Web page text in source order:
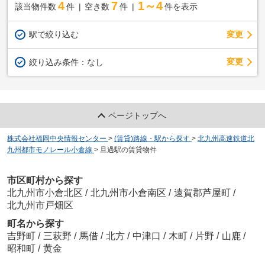
該当物件数 4件 空き数 7 件 1～4 件を表示
駅で絞り込む 変更
絞り込み条件： なし 変更
ページトップへ
株式会社福岡中央情報センター > (賃貸)路線・駅から探す > 北九州高速鉄道北
九州都市モノレール小倉線 > 旦過駅の賃貸物件
市区町村から探す
北九州市小倉北区 / 北九州市小倉南区 / 遠賀郡芦屋町 /
北九州市戸畑区
町名から探す
吉野町 / 三萩野 / 馬借 / 北方 / 中津口 / 木町 / 片野 / 山鹿 /
昭和町 / 黄金